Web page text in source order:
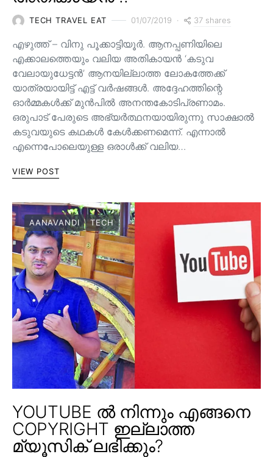
TECH TRAVEL EAT 01/07/2019 37 shares
എഴുത്ത് – വിനു പൂക്കാട്ടിയൂർ. ആനപ്പണിയിലെ
എക്കാലത്തെയും വലിയ അതികായൻ ‘കടുവ
വേലായുധേട്ടൻ’ ആനയില്ലാത്ത ലോകത്തേക്ക്
യാത്രയായിട്ട് എട്ട് വർഷങ്ങൾ. അദ്ദേഹത്തിന്റെ
ഓർമ്മകൾക്ക് മുൻപിൽ അനന്തകോടിപ്രണാമം.
ഒരുപാട് പേരുടെ അഭ്യർത്ഥനയായിരുന്നു സാക്ഷാൽ
കടുവയുടെ കഥകൾ കേൾക്കണമെന്ന്. എന്നാൽ
എന്നെപോലെയുള്ള ഒരാൾക്ക് വലിയ…
VIEW POST
AANAVANDI TECH
YOUTUBE ൽ നിന്നും എങ്ങനെ
COPYRIGHT ഇല്ലാത്ത
മ്യൂസിക് ലഭിക്കും?